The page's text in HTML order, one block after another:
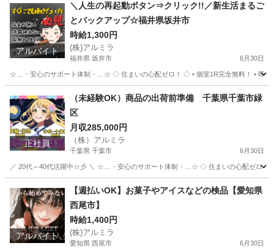
アルバイト
＼人生の再起動ボタン⇒クリック!!／新生活まるご
とバックアップ☆福井県坂井市
時給1,300円
(株)アルミラ
福井県 坂井市 6月30日
☆…・安心のサポート体制・…☆ ◇ 住まいの心配ゼロ！ ◇ • 個室1R完全無料！ • 即日
工場 完全無料
正社員
（未経験OK）商品の出荷前準備 千葉県千葉市緑
区
月収285,000円
（株）アルミラ
千葉県 千葉市 6月30日
／ 20代～40代活躍中☆彡 ＼ ☆…・安心のサポート体制・…☆ ◇ 住まいの心配ゼロ！
工場 未経験
アルバイト
【週払いOK】お菓子やアイスなどの検品【愛知県
西尾市】
時給1,400円
(株)アルミラ
愛知県 西尾市 6月30日